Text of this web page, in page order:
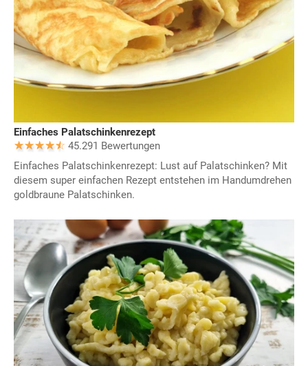
Einfaches Palatschinkenrezept
45.291 Bewertungen
Einfaches Palatschinkenrezept: Lust auf Palatschinken? Mit
diesem super einfachen Rezept entstehen im Handumdrehen
goldbraune Palatschinken.